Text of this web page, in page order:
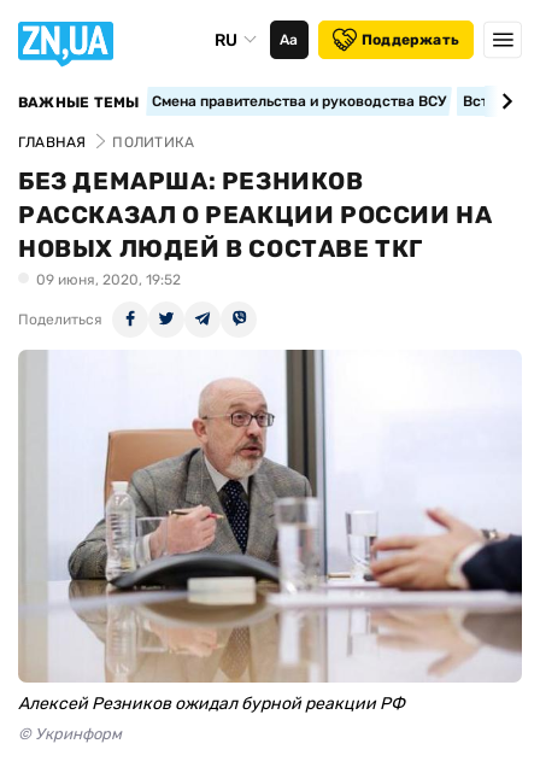
RU Аа Поддержать
ВАЖНЫЕ ТЕМЫ Смена правительства и руководства ВСУ
ГЛАВНАЯ ПОЛИТИКА
БЕЗ ДЕМАРША: РЕЗНИКОВ
РАССКАЗАЛ О РЕАКЦИИ РОССИИ НА
НОВЫХ ЛЮДЕЙ В СОСТАВЕ ТКГ
09 июня, 2020, 19:52
Поделиться
Алексей Резников ожидал бурной реакции РФ
© Укринформ